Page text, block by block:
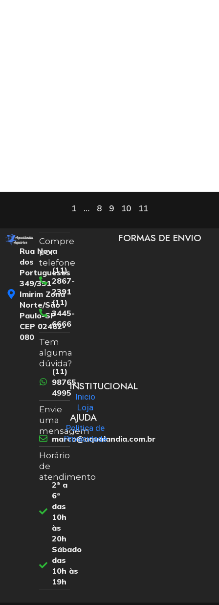
1 … 8 9 10 11
Rua Nova
dos
Portugueses
349/351
Imirim Zona
Norte/São
Paulo-SP
CEP 02462-
080
Compre
por
telefone
(11)
2867-
2391
(11)
3445-
6666
Tem
alguma
dúvida?
(11)
98765-
4995
Envie
uma
mensagem
marco@aqualandia.com.br
Horário
de
atendimento
2ª a
6ª
das
10h
às
20h
Sábado
das
10h às
19h
INSTITUCIONAL
Inicio
Loja
AJUDA
Politica de
Privacidade
FORMAS DE ENVIO